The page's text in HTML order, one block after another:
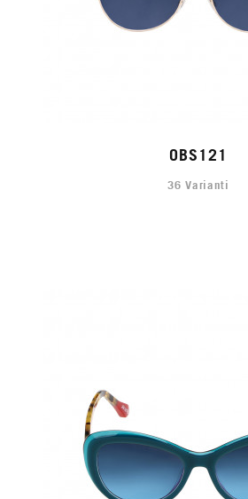
OBS121
36 Varianti